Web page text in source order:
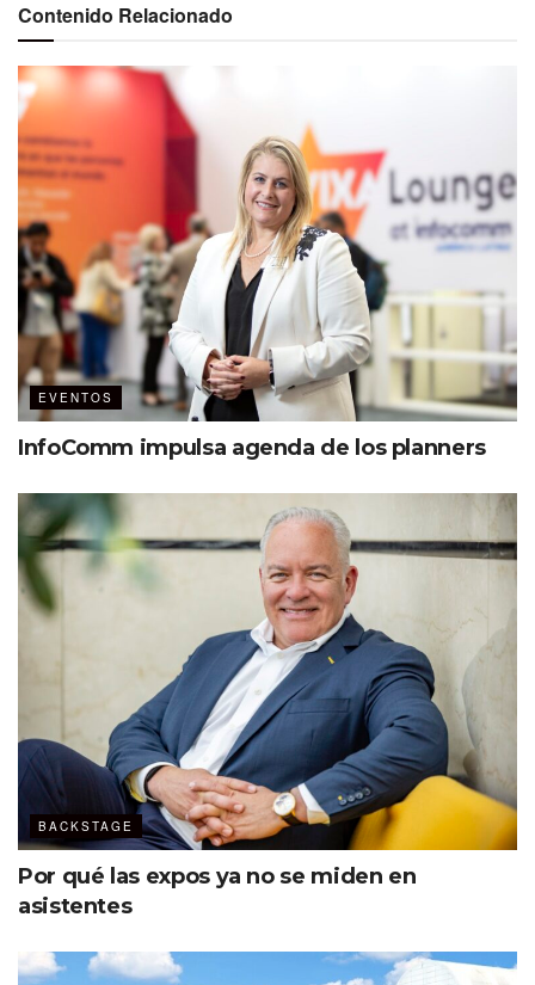
Contenido Relacionado
EVENTOS
InfoComm impulsa agenda de los planners
BACKSTAGE
Por qué las expos ya no se miden en
asistentes